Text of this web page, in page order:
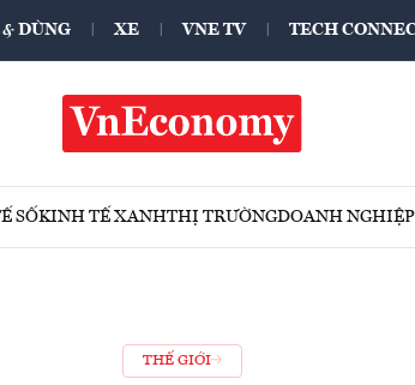
DÙNG XE VNE TV TECH
SỐKINH TẾ XANHTHỊ TRƯỜNGDOANH NGHIỆP
THẾ GIỚI